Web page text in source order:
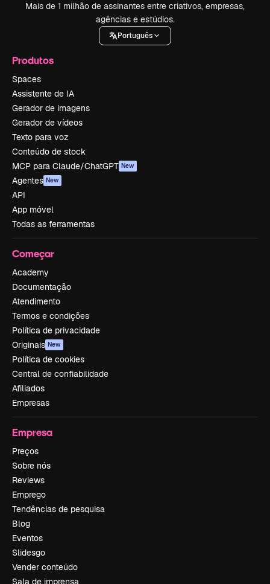
Mais de 1 milhão de assinantes entre criativos, empresas,
agências e estúdios.
Português
Produtos
Spaces
Assistente de IA
Gerador de imagens
Gerador de vídeos
Texto para voz
Conteúdo de stock
MCP para Claude/ChatGPT New
Agentes New
API
App móvel
Todas as ferramentas
Começar
Academy
Documentação
Atendimento
Termos e condições
Política de privacidade
Originais New
Política de cookies
Central de confiabilidade
Afiliados
Empresas
Empresa
Preços
Sobre nós
Reviews
Emprego
Tendências de pesquisa
Blog
Eventos
Slidesgo
Vender conteúdo
Sala de imprensa